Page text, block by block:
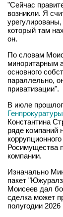
"Сейчас
возникли. Я
который там
он.
По словам
миноритарным
основного
параллельно,
приватизации".
В июле
Генпрокуратуры
Константина
ряде компаний
Росимущества
компании.
Изначально
пакет
Моисеев дал
сделка может
полугодии 2026